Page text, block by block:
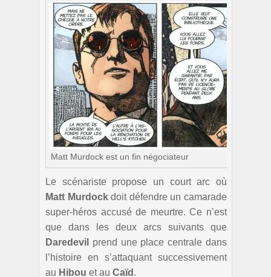
Matt Murdock est un fin négociateur
Le scénariste propose un court arc où
Matt Murdockdoit défendre un camarade
super-héros accusé de meurtre. Ce n’est
que dans les deux arcs suivants que
Daredevil
prend une place centrale dans
l’histoire en s’attaquant successivement
au Hibou et au Caïd .